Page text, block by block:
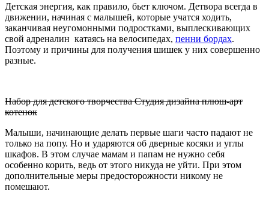
Детская энергия, как правило, бьет ключом. Детвора всегда в
движении, начиная с малышей, которые учатся ходить,
заканчивая неугомонными подростками, выплескивающих
свой адреналин катаясь на велосипедах, пенни бордах.
Поэтому и причины для получения шишек у них совершенно
разные.
Набор для детского творчества Студия дизайна плюш-арт
котенок
Малыши, начинающие делать первые шаги часто падают не
только на попу. Но и ударяются об дверные косяки и углы
шкафов. В этом случае мамам и папам не нужно себя
особенно корить, ведь от этого никуда не уйти. При этом
дополнительные меры предосторожности никому не
помешают.